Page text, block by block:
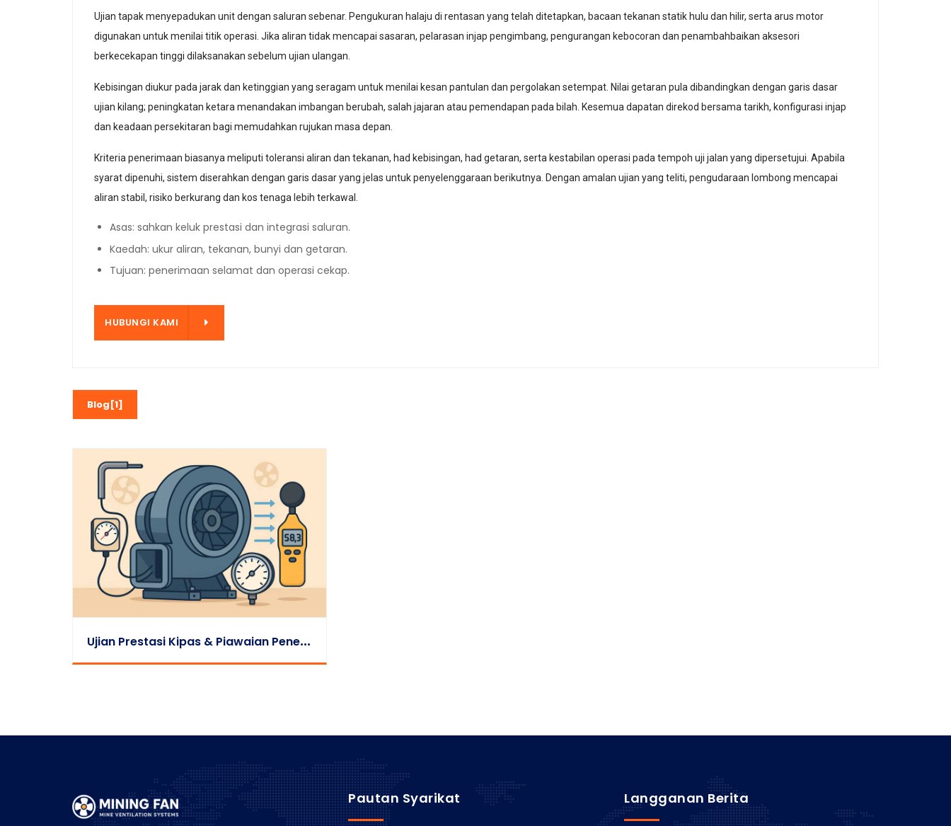
Ujian tapak menyepadukan unit dengan saluran sebenar. Pengukuran halaju di rentasan yang telah ditetapkan, bacaan tekanan statik hulu dan hilir, serta arus motor
digunakan untuk menilai titik operasi. Jika aliran tidak mencapai sasaran, pelarasan injap pengimbang, pengurangan kebocoran dan penambahbaikan aksesori
berkecekapan tinggi dilaksanakan sebelum ujian ulangan.
Kebisingan diukur pada jarak dan ketinggian yang seragam untuk menilai kesan pantulan dan pergolakan setempat. Nilai getaran pula dibandingkan dengan garis dasar
ujian kilang; peningkatan ketara menandakan imbangan berubah, salah jajaran atau pemendapan pada bilah. Kesemua dapatan direkod bersama tarikh, konfigurasi injap
dan keadaan persekitaran bagi memudahkan rujukan masa depan.
Kriteria penerimaan biasanya meliputi toleransi aliran dan tekanan, had kebisingan, had getaran, serta kestabilan operasi pada tempoh uji jalan yang dipersetujui. Apabila
syarat dipenuhi, sistem diserahkan dengan garis dasar yang jelas untuk penyelenggaraan berikutnya. Dengan amalan ujian yang teliti, pengudaraan lombong mencapai
aliran stabil, risiko berkurang dan kos tenaga lebih terkawal.
Asas: sahkan keluk prestasi dan integrasi saluran.
Kaedah: ukur aliran, tekanan, bunyi dan getaran.
Tujuan: penerimaan selamat dan operasi cekap.
HUBUNGI KAMI
Blog[1]
U
Jian Prestasi Kipas & Piawaian Penerimaan Tapak
Pautan Syarikat Langganan Berita